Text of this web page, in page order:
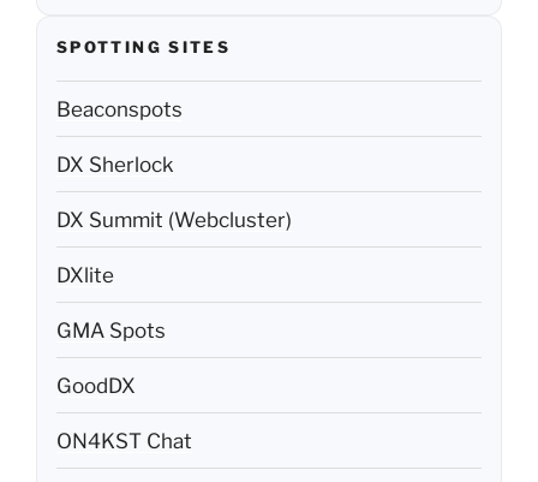
SPOTTING SITES
Beaconspots
DX Sherlock
DX Summit (Webcluster)
DXlite
GMA Spots
GoodDX
ON4KST Chat